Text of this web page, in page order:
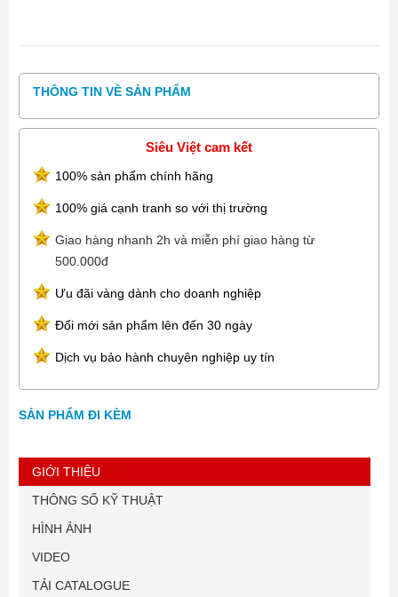
THÔNG TIN VỀ SẢN PHẨM
Siêu Việt cam kết
100% sản phẩm chính hãng
100% giá cạnh tranh so với thị trường
Giao hàng nhanh 2h và miễn phí giao hàng từ
500.000đ
Ưu đãi vàng dành cho doanh nghiệp
Đổi mới sản phẩm lên đến 30 ngày
Dịch vụ bảo hành chuyên nghiệp uy tín
SẢN PHẨM ĐI KÈM
GIỚI THIỆU
THÔNG SỐ KỸ THUẬT
HÌNH ẢNH
VIDEO
TẢI CATALOGUE